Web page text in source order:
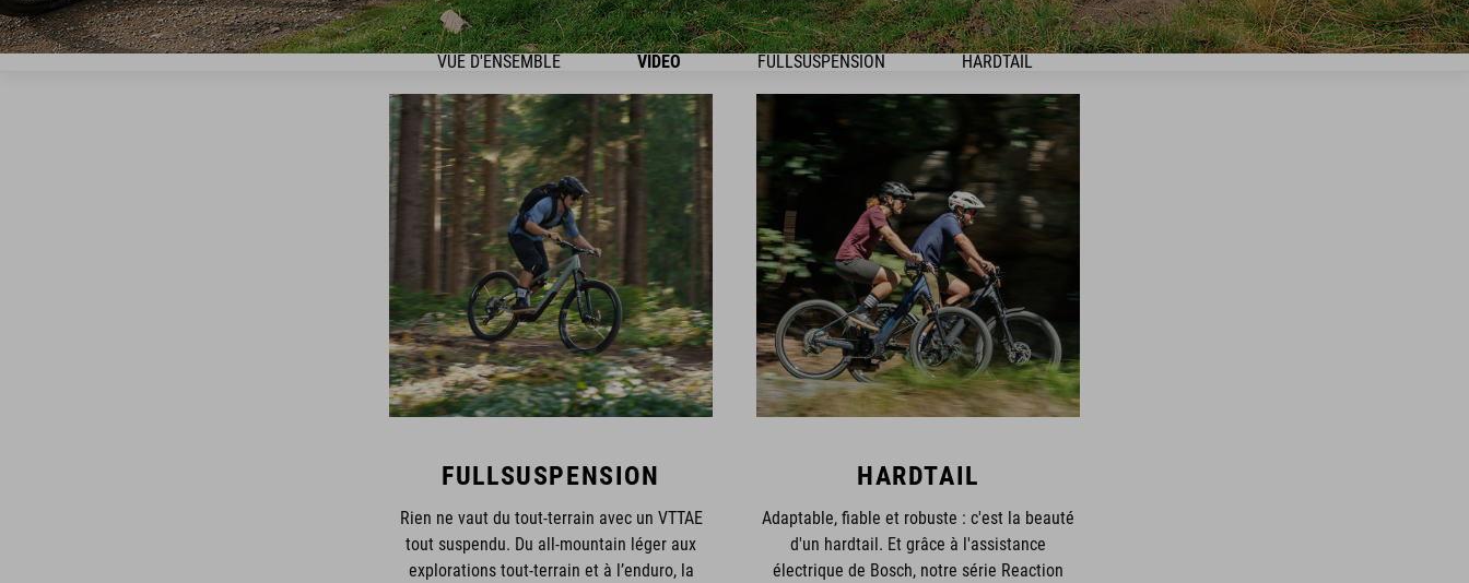
VUE D'ENSEMBLE VIDEO FULLSUSPENSION HARDTAIL
FULLSUSPENSION
Rien ne vaut du tout-terrain avec un VTTAE
tout suspendu. Du all-mountain léger aux
explorations tout-terrain et à l’enduro, la
HARDTAIL
Adaptable, fiable et robuste : c'est la beauté
d'un hardtail. Et grâce à l'assistance
électrique de Bosch, notre série Reaction